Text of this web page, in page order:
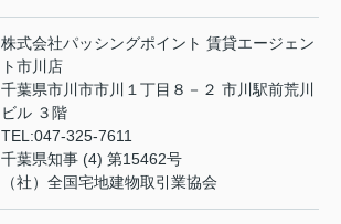
株式会社パッシングポイント 賃貸エージェン
ト市川店
千葉県市川市市川１丁目８－２ 市川駅前荒川
ビル ３階
TEL:047-325-7611
千葉県知事 (4) 第15462号
（社）全国宅地建物取引業協会